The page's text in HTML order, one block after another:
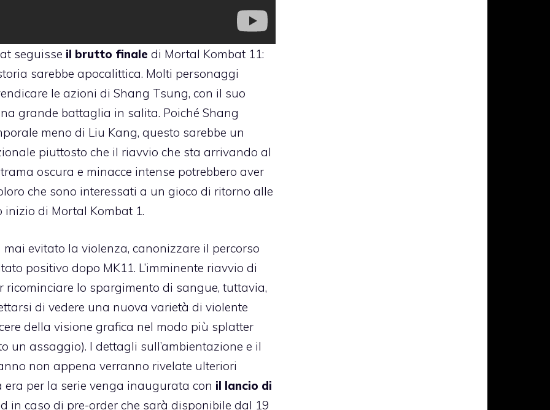
seguisse il brutto finale di Mortal Kombat 11:
sarebbe apocalittica. Molti personaggi
le azioni di Shang Tsung, con il suo
grande battaglia in salita. Poiché Shang
meno di Liu Kang, questo sarebbe un
piuttosto che il riavvio che sta arrivando al
oscura e minacce intense potrebbero aver
che sono interessati a un gioco di ritorno alle
di Mortal Kombat 1.
evitato la violenza, canonizzare il percorso
positivo dopo MK11. L’imminente riavvio di
ricominciare lo spargimento di sangue, tuttavia,
di vedere una nuova varietà di violente
della visione grafica nel modo più splatter
un assaggio). I dettagli sull’ambientazione e il
non appena verranno rivelate ulteriori
per la serie venga inaugurata con il lancio di
in caso di pre-order che sarà disponibile dal 19